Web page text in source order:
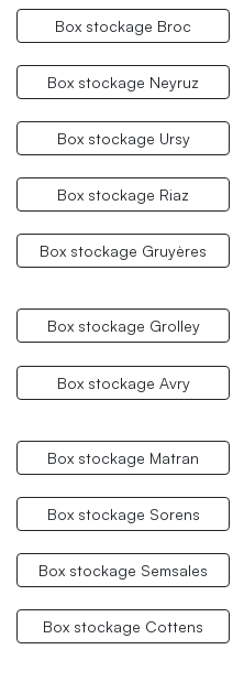
Box stockage Broc
Box stockage Neyruz
Box stockage Ursy
Box stockage Riaz
Box stockage Gruyères
Box stockage Grolley
Box stockage Avry
Box stockage Matran
Box stockage Sorens
Box stockage Semsales
Box stockage Cottens